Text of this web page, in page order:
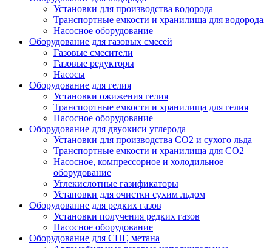
Установки для производства водорода
Транспортные емкости и хранилища для водорода
Насосное оборудование
Оборудование для газовых смесей
Газовые смесители
Газовые редукторы
Насосы
Оборудование для гелия
Установки ожижения гелия
Транспортные емкости и хранилища для гелия
Насосное оборудование
Оборудование для двуокиси углерода
Установки для производства СО2 и сухого льда
Транспортные емкости и хранилища для CO2
Насосное, компрессорное и холодильное
оборудование
Углекислотные газификаторы
Установки для очистки сухим льдом
Оборудование для редких газов
Установки получения редких газов
Насосное оборудование
Оборудование для СПГ, метана